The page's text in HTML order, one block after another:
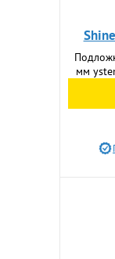
мм